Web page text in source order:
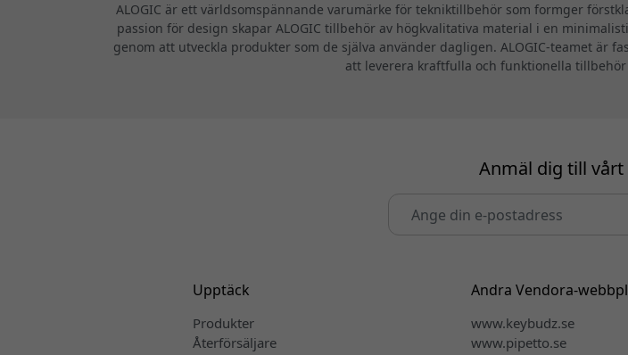
ALOGIC är ett världsomspännande varumärke för tekniktillbehör som formger
passion för design skapar ALOGIC tillbehör av högkvalitativa material i en
genom att utveckla produkter som de själva använder dagligen. ALOGIC-teamet är
att leverera kraftfulla och funktionella
Anmäl dig till
Upptäck
Produkter
Återförsäljare
Andra Vendora-
www.keybudz.se
www.pipetto.se